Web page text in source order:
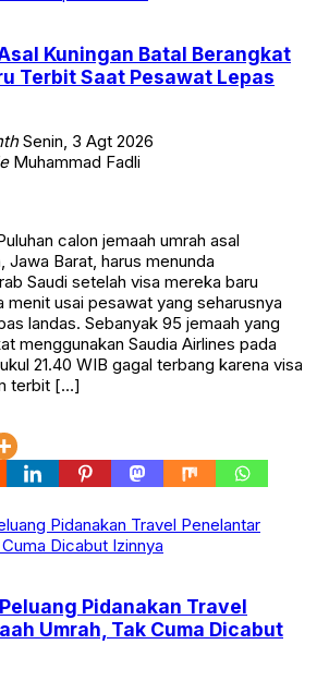
Kuningan Batal Berangkat
Terbit Saat Pesawat Lepas
Senin, 3 Agt 2026
Muhammad Fadli
calon jemaah umrah asal
Jawa Barat, harus menunda
Saudi setelah visa mereka baru
usai pesawat yang seharusnya
landas. Sebanyak 95 jemaah yang
menggunakan Saudia Airlines pada
21.40 WIB gagal terbang karena visa
terbit […]
Pidanakan Travel
Umrah, Tak Cuma Dicabut